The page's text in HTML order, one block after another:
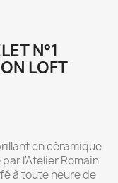
N°1
LOFT
en céramique
l'Atelier Romain
à toute heure de